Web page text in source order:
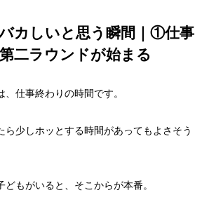
カしいと思う瞬間｜①仕事
二ラウンドが始まる
仕事終わりの時間です。
ら少しホッとする時間があってもよさそう
もがいると、そこからが本番。